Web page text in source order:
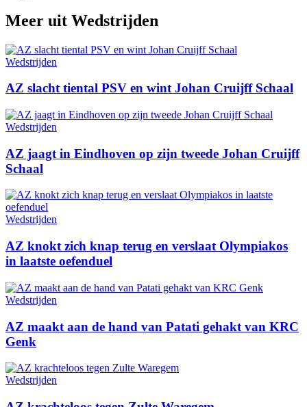
Meer uit Wedstrijden
Wedstrijden
AZ slacht tiental PSV en wint Johan Cruijff Schaal
Wedstrijden
AZ jaagt in Eindhoven op zijn tweede Johan Cruijff
Schaal
Wedstrijden
AZ knokt zich knap terug en verslaat Olympiakos
in laatste oefenduel
Wedstrijden
AZ maakt aan de hand van Patati gehakt van KRC
Genk
Wedstrijden